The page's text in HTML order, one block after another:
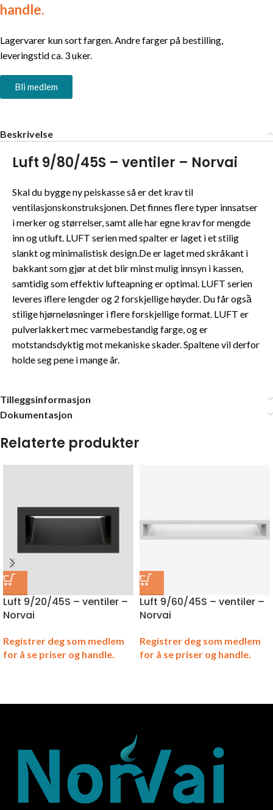
handle.
Lagervarer kun sort fargen. Andre farger på bestilling,
leveringstid ca. 3 uker.
Bli medlem
Beskrivelse
Luft 9/80/45S – ventiler – Norvai
Skal du bygge ny peiskasse så er det krav til
ventilasjonskonstruksjonen. Det finnes flere typer innsatser
i merker og størrelser, samt alle har egne krav for mengde
inn og utluft. LUFT serien med spalter er laget i et stilig
slankt og minimalistisk design.De er laget med skråkant i
bakkant som gjør at det blir minst mulig innsyn i kassen,
samtidig som effektiv lufteapning er optimal. LUFT serien
leveres iflere lengder og 2 forskjellige høyder. Du får ogsầ
stilige hjørneløsninger i flere forskjellige format. LUFT er
pulverlakkert mec varmebestandig farge, og er
motstandsdyktig mot mekaniske skader. Spaltene vil derfor
holde seg pene i mange år.
Tilleggsinformasjon
Dokumentasjon
Relaterte produkter
Luft 9/20/45S – ventiler –
Norvai
Registrer deg som medlem
for å se priser og handle.
Luft 9/60/45S – ventiler –
Norvai
Registrer deg som medlem
for å se priser og handle.